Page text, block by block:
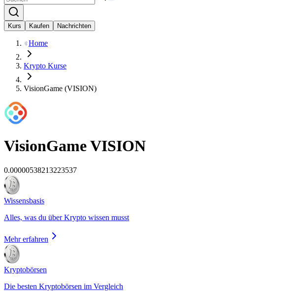
Kurs Kaufen Nachrichten
Home
Krypto Kurse
VisionGame (VISION)
VisionGameVISION
0.00000538213223537
Wissensbasis
Alles, was du über Krypto wissen musst
Mehr erfahren
Kryptobörsen
Die besten Kryptobörsen im Vergleich